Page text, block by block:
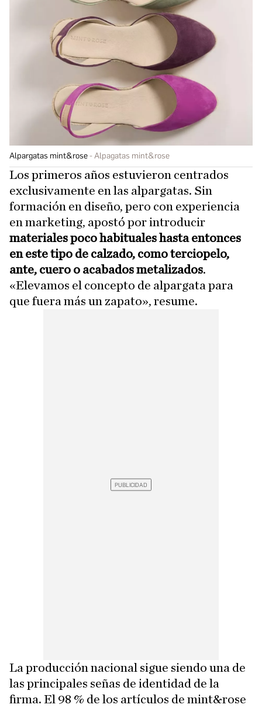
Alpargatas mint&rose Alpagatas mint&rose
Los primeros años estuvieron centrados
exclusivamente en las alpargatas. Sin
formación en diseño, pero con experiencia
en marketing, apostó por introducir
materiales poco habituales hasta entonces
en este tipo de calzado, como terciopelo,
ante, cuero o acabados metalizados.
«Elevamos el concepto de alpargata para
que fuera más un zapato», resume.
La producción nacional sigue siendo una de
las principales señas de identidad de la
firma. El 98 % de los artículos de mint&rose